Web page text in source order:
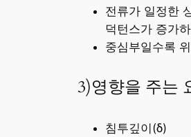
전류가 일정한
덕턴스가 증가
중심부일수록
3)영향을 주는
침투깊이(δ)